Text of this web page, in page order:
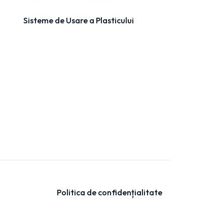
Sisteme de Usare a Plasticului
Politica de confidențialitate